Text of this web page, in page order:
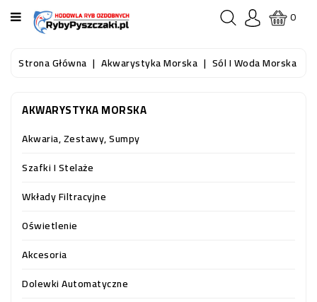
KATEGORIA
STRONA
RYBY
RYBY
DO
OCZKA
WODNEGO
AKWARYSTYKA
(SPRZĘT)
0
Strona Główna Akwarystyka Morska Sól I Woda Morska
AKWARYSTYKA MORSKA
Akwaria, Zestawy, Sumpy
Szafki I Stelaże
Wkłady Filtracyjne
Oświetlenie
Akcesoria
Dolewki Automatyczne